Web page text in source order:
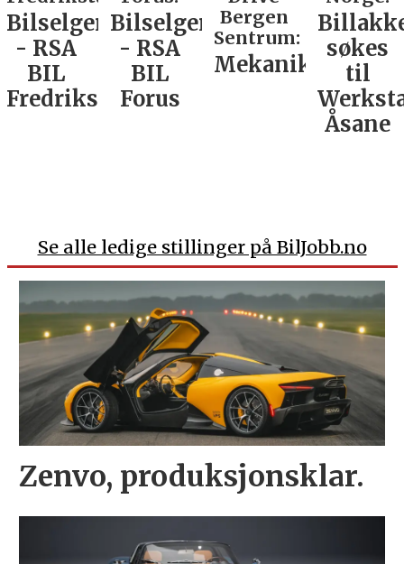
Bilselger
- RSA
BIL
Fredrikstad
Bilselger
- RSA
BIL
Forus
Bergen
Sentrum:
Mekaniker
søkes
til
Åsane
Se alle ledige stillinger på BilJobb.no
Zenvo, produksjonsklar.